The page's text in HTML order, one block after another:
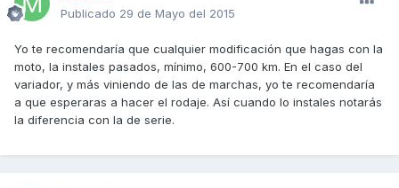
Publicado 29 de Mayo del 2015
Yo te recomendaría que cualquier modificación que hagas con la
moto, la instales pasados, mínimo, 600-700 km. En el caso del
variador, y más viniendo de las de marchas, yo te recomendaría
a que esperaras a hacer el rodaje. Así cuando lo instales notarás
la diferencia con la de serie.